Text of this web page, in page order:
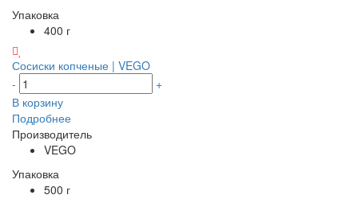
Упаковка
400 г
Сосиски копченые | VEGO
-
+
В корзину
Подробнее
Производитель
VEGO
Упаковка
500 г